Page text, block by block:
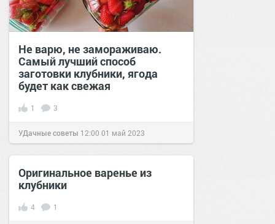
Не варю, не замораживаю.
Самый лучший способ
заготовки клубники, ягода
будет как свежая
1 3
УДачные советы 12:00 01 май 2023
Оригинальное варенье из
клубники
4 1